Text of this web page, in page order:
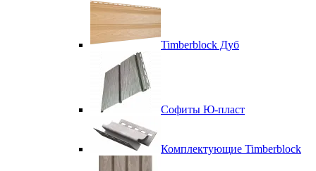
Timberblock Дуб
Софиты Ю-пласт
Комплектующие Timberblock